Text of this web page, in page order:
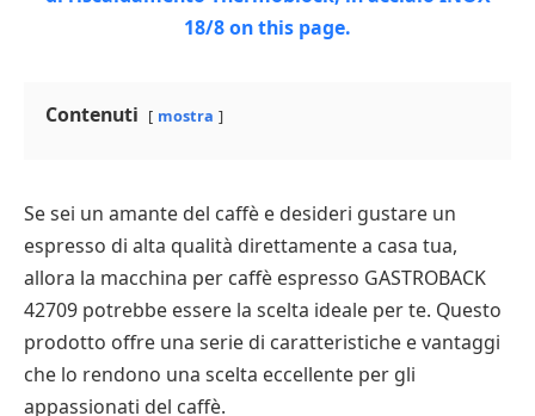
Contenuti mostra
Se sei un amante del caffè e desideri gustare un
espresso di alta qualità direttamente a casa tua,
allora la macchina per caffè espresso GASTROBACK
42709 potrebbe essere la scelta ideale per te. Questo
prodotto offre una serie di caratteristiche e vantaggi
che lo rendono una scelta eccellente per gli
appassionati del caffè.